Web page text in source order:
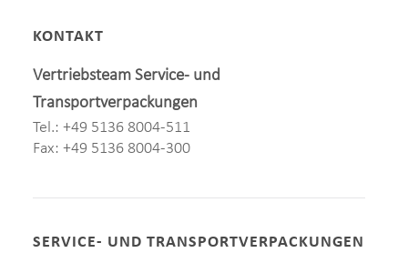
KONTAKT
Vertriebsteam Service- und
Transportverpackungen
Tel.: +49 5136 8004-511
Fax: +49 5136 8004-300
SERVICE- UND TRANSPORTVERPACKUNGEN